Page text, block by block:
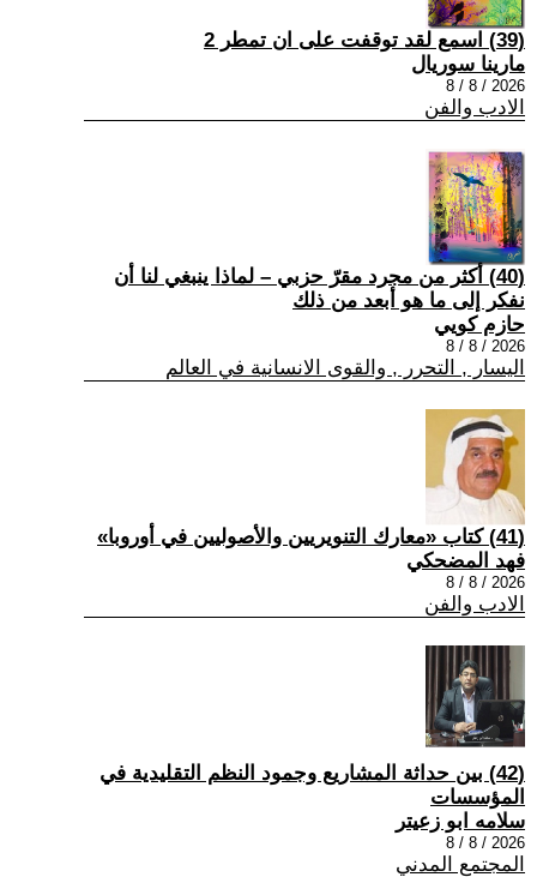
(39) اسمع لقد توقفت على ان تمطر 2
مارينا سوريال
2026 / 8 / 8
الادب والفن
(40) أكثر من مجرد مقرّ حزبي – لماذا ينبغي لنا أن
نفكر إلى ما هو أبعد من ذلك
حازم كويي
2026 / 8 / 8
اليسار , التحرر , والقوى الانسانية في العالم
(41) كتاب «معارك التنويريين والأصوليين في أوروبا»
فهد المضحكي
2026 / 8 / 8
الادب والفن
(42) بين حداثة المشاريع وجمود النظم التقليدية في
المؤسسات
سلامه ابو زعيتر
2026 / 8 / 8
المجتمع المدني